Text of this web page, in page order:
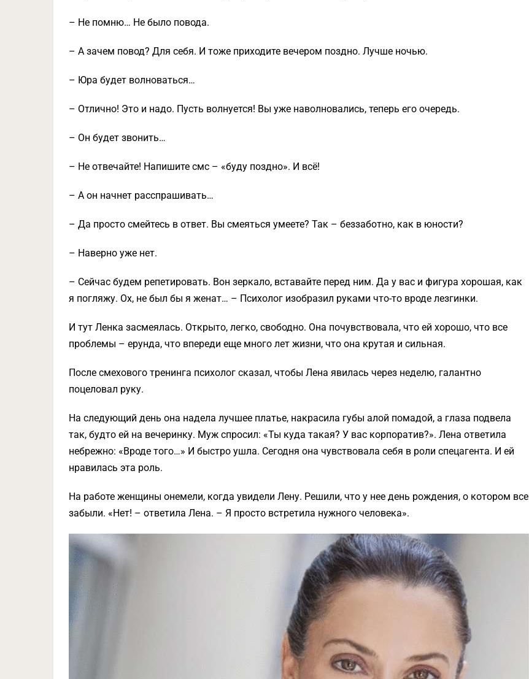
– Не помню… Не было повода.
– А зачем повод? Для себя. И тоже приходите вечером поздно. Лучше ночью.
– Юра будет волноваться…
– Отлично! Это и надо. Пусть волнуется! Вы уже наволновались, теперь его очередь.
– Он будет звонить…
– Не отвечайте! Напишите смс – «буду поздно». И всё!
– А он начнет расспрашивать…
– Да просто смейтесь в ответ. Вы смеяться умеете? Так – беззаботно, как в юности?
– Наверно уже нет.
– Сейчас будем репетировать. Вон зеркало, вставайте перед ним. Да у вас и фигура хорошая, как
я погляжу. Ох, не был бы я женат… – Психолог изобразил руками что-то вроде лезгинки.
И тут Ленка засмеялась. Открыто, легко, свободно. Она почувствовала, что ей хорошо, что все
проблемы – ерунда, что впереди еще много лет жизни, что она крутая и сильная.
После смехового тренинга психолог сказал, чтобы Лена явилась через неделю, галантно
поцеловал руку.
На следующий день она надела лучшее платье, накрасила губы алой помадой, а глаза подвела
так, будто ей на вечеринку. Муж спросил: «Ты куда такая? У вас корпоратив?». Лена ответила
небрежно: «Вроде того…» И быстро ушла. Сегодня она чувствовала себя в роли спецагента. И ей
нравилась эта роль.
На работе женщины онемели, когда увидели Лену. Решили, что у нее день рождения, о котором все
забыли. «Нет! – ответила Лена. – Я просто встретила нужного человека».